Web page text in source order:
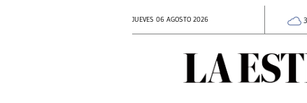
JUEVES 06 AGOSTO 2026